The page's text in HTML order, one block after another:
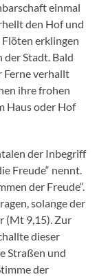
einmal
den Hof und
Flöten erklingen
der Stadt. Bald
Ferne verhallt
ihre frohen
Haus oder Hof
der Inbegriff
Freude“ nennt.
der Freude“.
solange der
(Mt 9,15). Zur
dieser
Straßen und
der